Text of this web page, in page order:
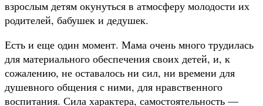
взрослым детям окунуться в атмосферу молодости их
родителей, бабушек и дедушек.
Есть и еще один момент. Мама очень много трудилась
для материального обеспечения своих детей, и, к
сожалению, не оставалось ни сил, ни времени для
душевного общения с ними, для нравственного
воспитания. Сила характера, самостоятельность —